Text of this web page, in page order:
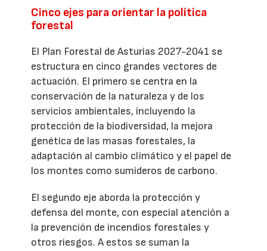
Cinco ejes para orientar la política
forestal
El Plan Forestal de Asturias 2027-2041 se
estructura en cinco grandes vectores de
actuación. El primero se centra en la
conservación de la naturaleza y de los
servicios ambientales, incluyendo la
protección de la biodiversidad, la mejora
genética de las masas forestales, la
adaptación al cambio climático y el papel de
los montes como sumideros de carbono.
El segundo eje aborda la protección y
defensa del monte, con especial atención a
la prevención de incendios forestales y
otros riesgos. A estos se suman la